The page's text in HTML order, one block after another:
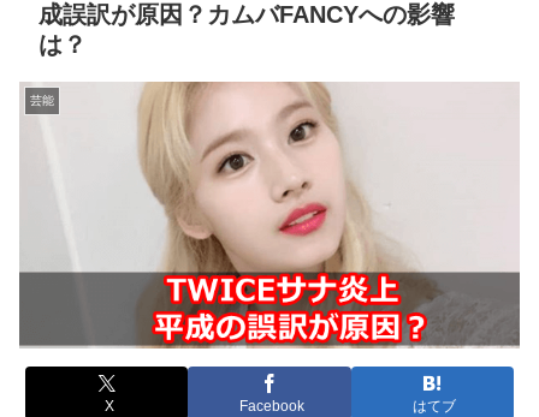
成誤訳が原因？カムバFANCYへの影響
は？
芸能
X Facebook はてブ